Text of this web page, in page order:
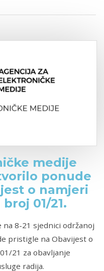
medije
ponude
o namjeri
01/21.
8-21 sjednici održanoj
pristigle na Obavijest o
21 za obavljanje
radija.